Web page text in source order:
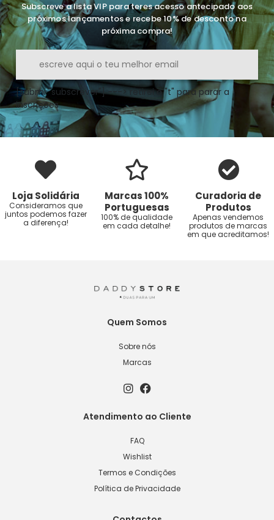
Subscreve a lista VIP para teres acesso antecipado aos
próximos lançamentos e recebe 10% de desconto na
próxima compra!
[submi "subscrever"] ---> retirei o "t" para parar a
inscrições
Loja Solidária
Consideramos que
juntos podemos fazer
a diferença!
Marcas 100%
Portuguesas
100% de qualidade
em cada detalhe!
Curadoria de
Produtos
Apenas vendemos
produtos de marcas
em que acreditamos!
Quem Somos
Sobre nós
Marcas
Atendimento ao Cliente
FAQ
Wishlist
Termos e Condições
Política de Privacidade